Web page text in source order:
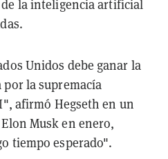
la inteligencia artificial
Unidos debe ganar la
la supremacía
afirmó Hegseth en un
Musk en enero,
tiempo esperado".